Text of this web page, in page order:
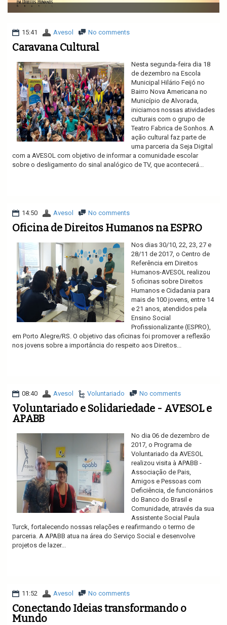
v
i
a
n
15:41 Avesol No comments
Caravana Cultural
Nesta segunda-feira dia 18
de dezembro na Escola
Municipal Hilário Feijó no
Bairro Nova Americana no
Município de Alvorada,
iniciamos nossas atividades
culturais com o grupo de
Teatro Fabrica de Sonhos. A
ação cultural faz parte de
uma parceria da Seja Digital
com a AVESOL com objetivo de informar a comunidade escolar
sobre o desligamento do sinal analógico de TV, que acontecerá...
14:50 Avesol No comments
Oficina de Direitos Humanos na ESPRO
Nos dias 30/10, 22, 23, 27 e
28/11 de 2017, o Centro de
Referência em Direitos
Humanos-AVESOL realizou
5 oficinas sobre Direitos
Humanos e Cidadania para
mais de 100 jovens, entre 14
e 21 anos, atendidos pela
Ensino Social
Profissionalizante (ESPRO),
em Porto Alegre/RS. O objetivo das oficinas foi promover a reflexão
nos jovens sobre a importância do respeito aos Direitos...
08:40 Avesol Voluntariado No comments
Voluntariado e Solidariedade - AVESOL e
APABB
No dia 06 de dezembro de
2017, o Programa de
Voluntariado da AVESOL
realizou visita à APABB -
Associação de Pais,
Amigos e Pessoas com
Deficiência, de funcionários
do Banco do Brasil e
Comunidade, através da sua
Assistente Social Paula
Turck, fortalecendo nossas relações e reafirmando o termo de
parceria. A APABB atua na área do Serviço Social e desenvolve
projetos de lazer...
11:52 Avesol No comments
Conectando Ideias transformando o
Mundo